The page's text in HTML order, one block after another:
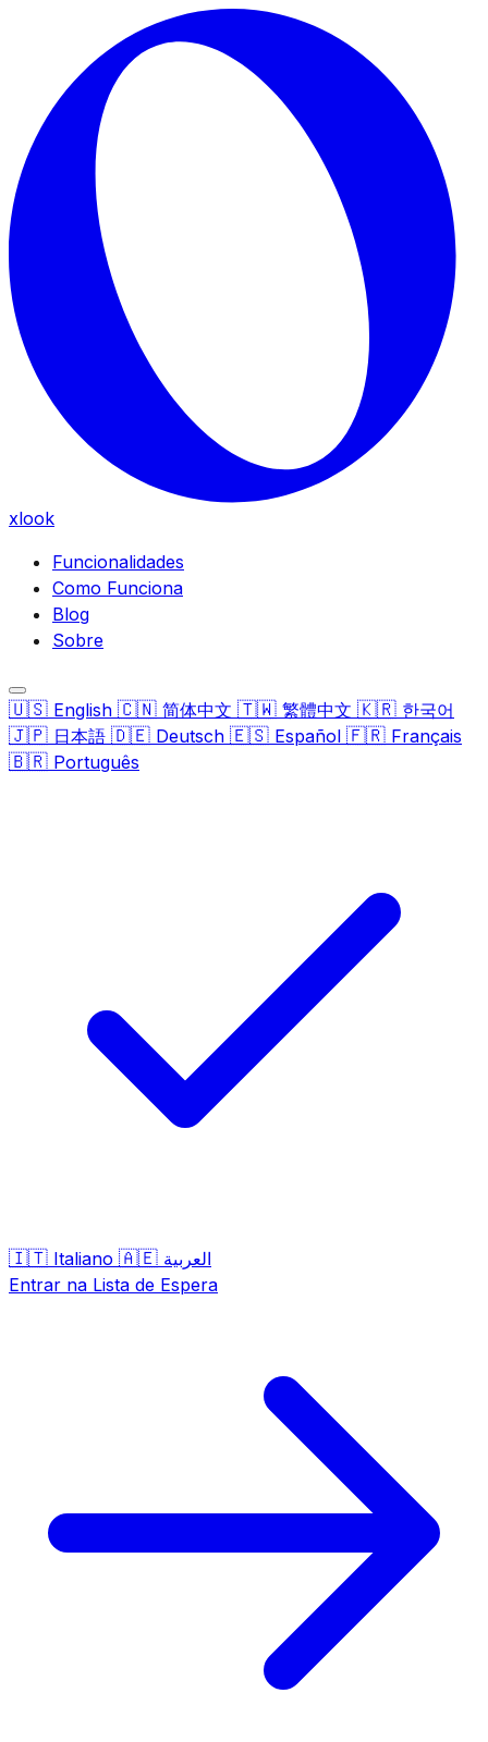
Skip to main content
xlook
Funcionalidades
Como Funciona
Blog
Sobre
🇺🇸 English 🇨🇳 简体中文 🇹🇼 繁體中文 🇰🇷 한국어
🇯🇵 日本語 🇩🇪 Deutsch 🇪🇸 Español 🇫🇷 Français
🇧🇷 Português
🇮🇹 Italiano 🇦🇪 العربية
Entrar na Lista de Espera